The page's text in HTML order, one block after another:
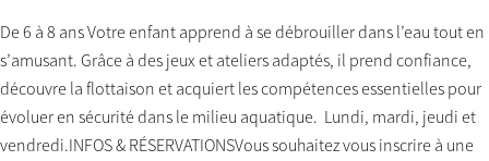
De 6 à 8 ans Votre enfant apprend à se débrouiller dans l’eau tout en
s’amusant. Grâce à des jeux et ateliers adaptés, il prend confiance,
découvre la flottaison et acquiert les compétences essentielles pour
évoluer en sécurité dans le milieu aquatique. Lundi, mardi, jeudi et
vendredi.INFOS & RÉSERVATIONSVous souhaitez vous inscrire à une